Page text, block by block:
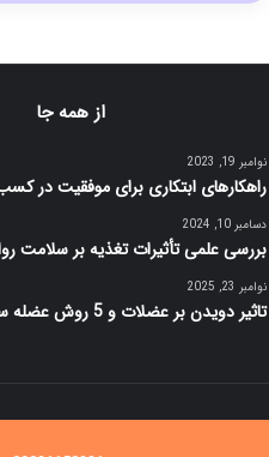
از همه جا
نوامبر 19, 2023
راهکارهای ابتکاری برای موفقیت در
دسامبر 10, 2024
بررسی علمی تأثیرات تغذیه بر سلامت
نوامبر 23, 2025
تاثیر دویدن بر عضلات و 5 روش عضله سازی با دویدن